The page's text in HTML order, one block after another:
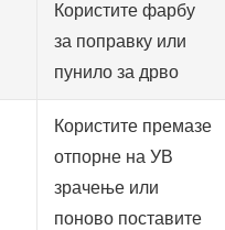
Користите фарбу
за поправку или
пунило за дрво
Користите премазе
отпорне на УВ
зрачење или
поново поставите